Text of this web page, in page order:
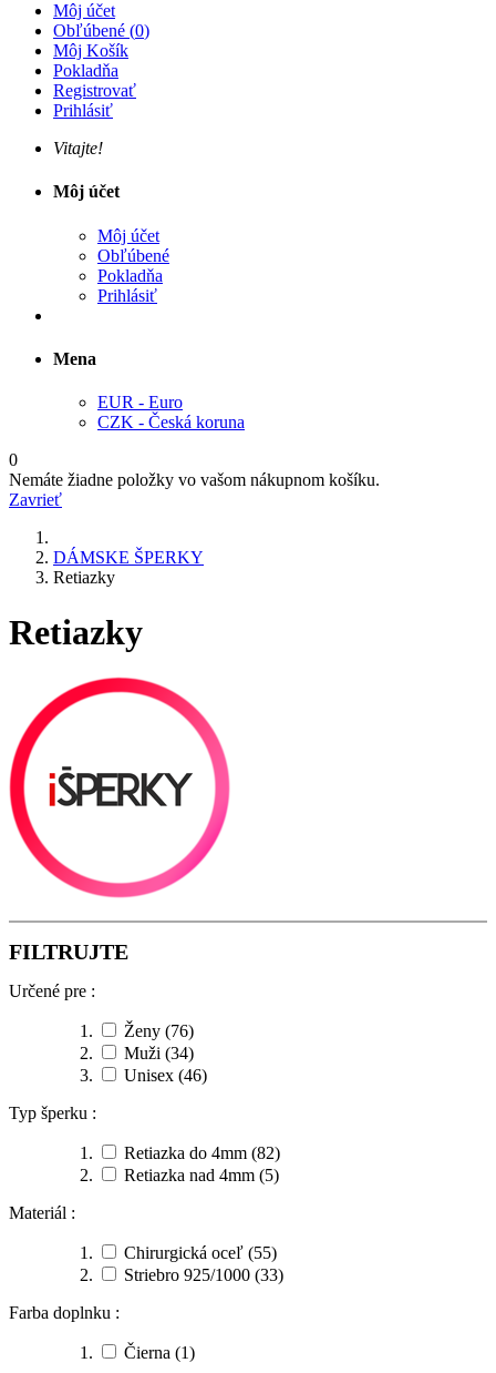
Môj účet
Obľúbené (0)
Môj Košík
Pokladňa
Registrovať
Prihlásiť
Vitajte!
Môj účet
Môj účet
Obľúbené
Pokladňa
Prihlásiť
Mena
EUR - Euro
CZK - Česká koruna
0
Nemáte žiadne položky vo vašom nákupnom košíku.
Zavrieť
DÁMSKE ŠPERKY
Retiazky
Retiazky
FILTRUJTE
Určené pre :
Ženy (76)
Muži (34)
Unisex (46)
Typ šperku :
Retiazka do 4mm (82)
Retiazka nad 4mm (5)
Materiál :
Chirurgická oceľ (55)
Striebro 925/1000 (33)
Farba doplnku :
Čierna (1)